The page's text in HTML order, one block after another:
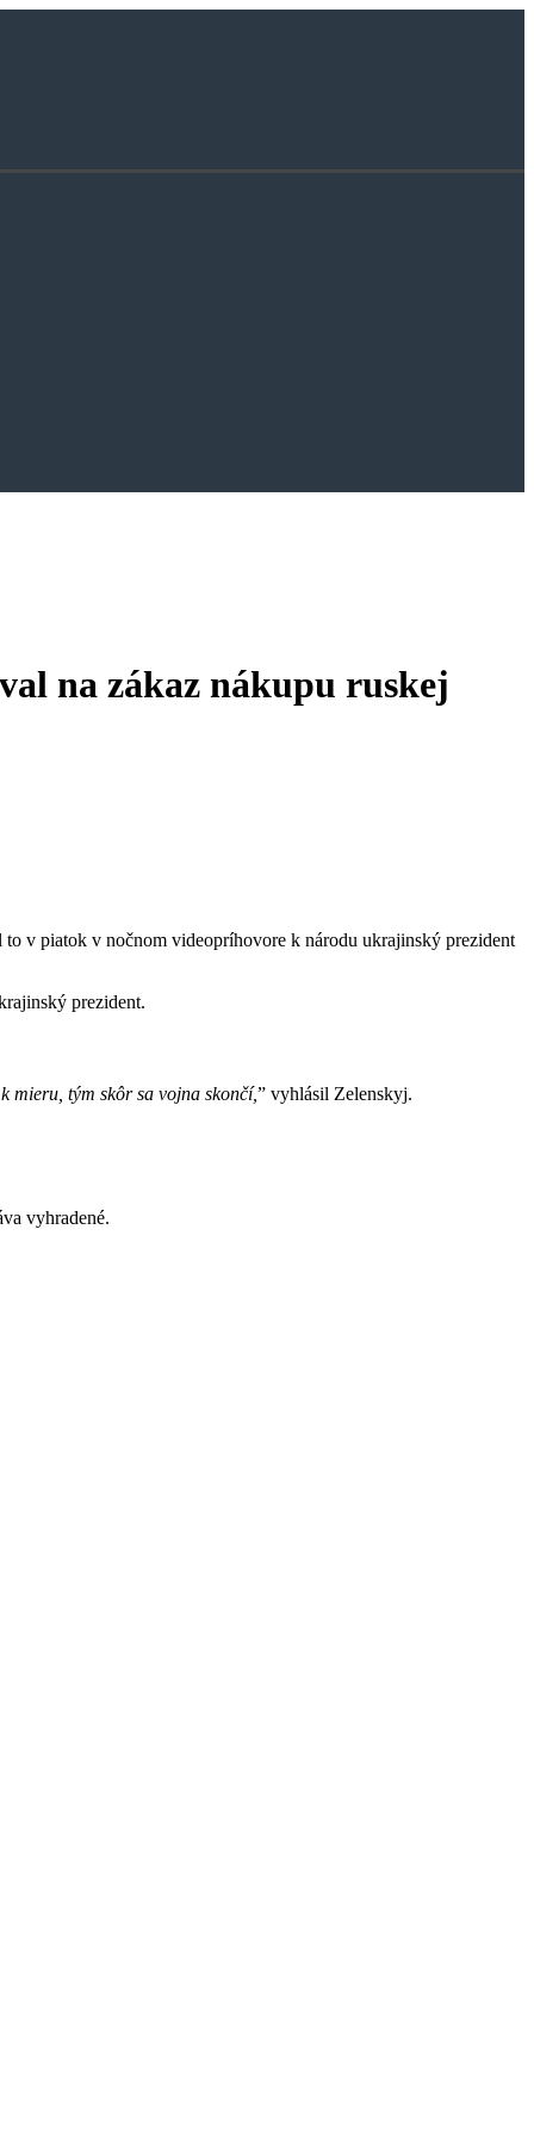
na zákaz nákupu ruskej
to v piatok v nočnom videopríhovore k národu ukrajinský prezident
prezident.
mieru, tým skôr sa vojna skončí,” vyhlásil Zelenskyj.
vyhradené.